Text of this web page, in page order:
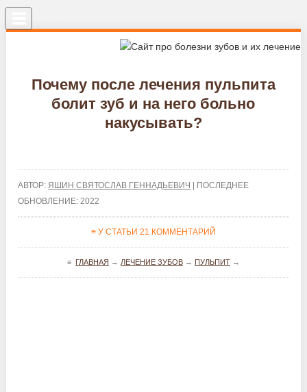
Почему после лечения пульпита
болит зуб и на него больно
накусывать?
АВТОР: ЯШИН СВЯТОСЛАВ ГЕННАДЬЕВИЧ
| ПОСЛЕДНЕЕ
ОБНОВЛЕНИЕ: 2022
≡ У СТАТЬИ 21 КОММЕНТАРИЙ
≡ ГЛАВНАЯ → ЛЕЧЕНИЕ ЗУБОВ→ ПУЛЬПИТ→